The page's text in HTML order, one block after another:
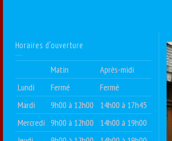
Horaires d’ouverture
Matin
Après-midi
Lundi
Fermé
Fermé
Mardi
9h00 à 12h00
14h00 à 17h45
Mercredi 9h00 à 12h00
14h00 à 19h00